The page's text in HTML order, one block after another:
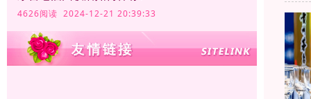
4626阅读 2024-12-21 20:39:33